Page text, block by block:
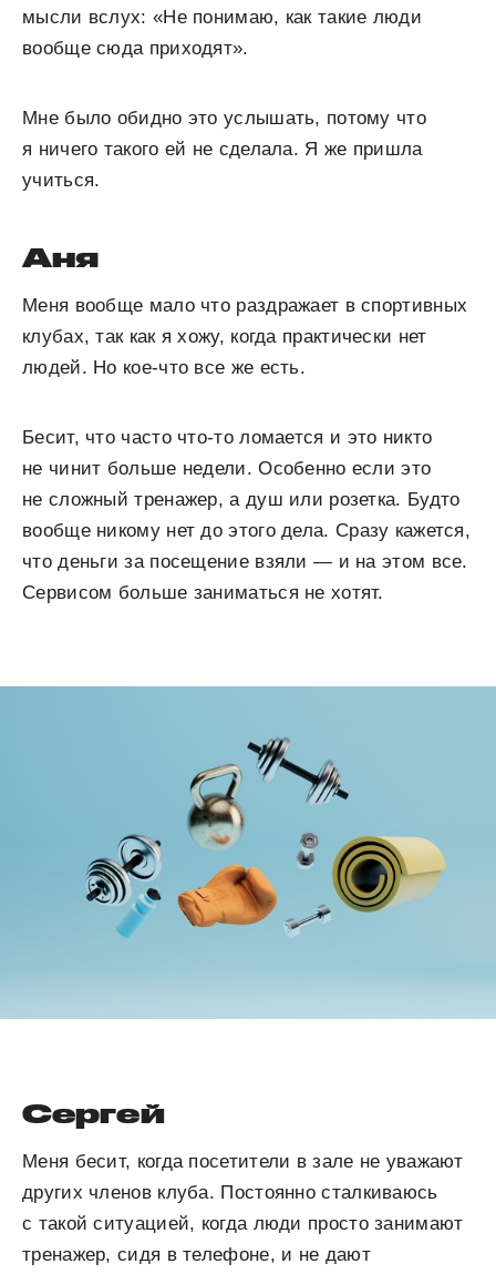
мысли вслух: «Не понимаю, как такие люди
вообще сюда приходят».
Мне было обидно это услышать, потому что
я ничего такого ей не сделала. Я же пришла
учиться.
Аня
Меня вообще мало что раздражает в спортивных
клубах, так как я хожу, когда практически нет
людей. Но кое-что все же есть.
Бесит, что часто что-то ломается и это никто
не чинит больше недели. Особенно если это
не сложный тренажер, а душ или розетка. Будто
вообще никому нет до этого дела. Сразу кажется,
что деньги за посещение взяли — и на этом все.
Сервисом больше заниматься не хотят.
Сергей
Меня бесит, когда посетители в зале не уважают
других членов клуба. Постоянно сталкиваюсь
с такой ситуацией, когда люди просто занимают
тренажер, сидя в телефоне, и не дают